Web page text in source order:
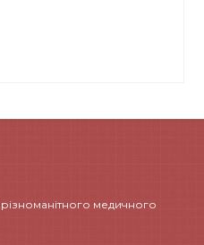
різноманітного медичного